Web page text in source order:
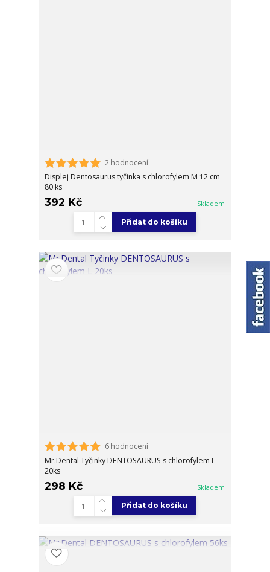
2 hodnocení
Displej Dentosaurus tyčinka s chlorofylem M 12 cm
80 ks
392 Kč Skladem
Přidat do košíku
6 hodnocení
Mr.Dental Tyčinky DENTOSAURUS s chlorofylem L
20ks
298 Kč Skladem
Přidat do košíku